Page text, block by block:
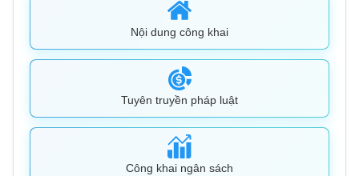
Nội dung công khai
Tuyên truyền pháp luật
Công khai ngân sách